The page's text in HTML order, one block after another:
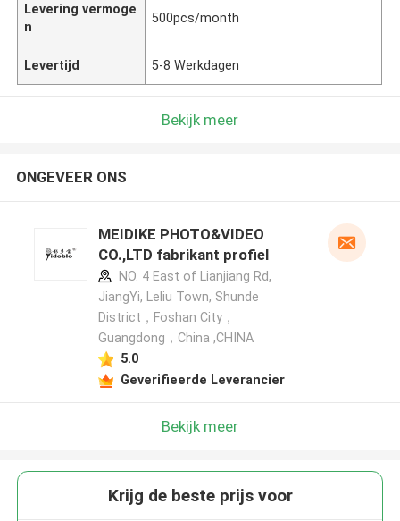
Levering vermoge
n
500pcs/month
Levertijd 5-8 Werkdagen
Bekijk meer
ONGEVEER ONS
MEIDIKE PHOTO&VIDEO
CO.,LTD fabrikant profiel
NO. 4 East of Lianjiang Rd,
JiangYi, Leliu Town, Shunde
District，Foshan City，
Guangdong，China ,CHINA
5.0
Geverifieerde Leverancier
Bekijk meer
Krijg de beste prijs voor